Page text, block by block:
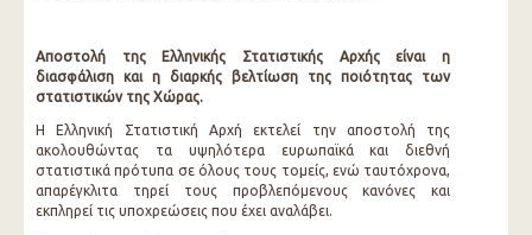
Αποστολή της Ελληνικής Στατιστικής Αρχής είναι η
διασφάλιση και η διαρκής βελτίωση της ποιότητας των
στατιστικών της Χώρας.
Η Ελληνική Στατιστική Αρχή εκτελεί την αποστολή της
ακολουθώντας τα υψηλότερα ευρωπαϊκά και διεθνή
στατιστικά πρότυπα σε όλους τους τομείς, ενώ ταυτόχρονα,
απαρέγκλιτα τηρεί τους προβλεπόμενους κανόνες και
εκπληρεί τις υποχρεώσεις που έχει αναλάβει.